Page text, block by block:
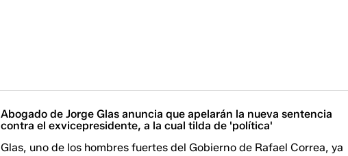
Abogado de Jorge Glas anuncia que apelarán la nueva sentencia
contra el exvicepresidente, a la cual tilda de 'política'
Glas, uno de los hombres fuertes del Gobierno de Rafael Correa, ya